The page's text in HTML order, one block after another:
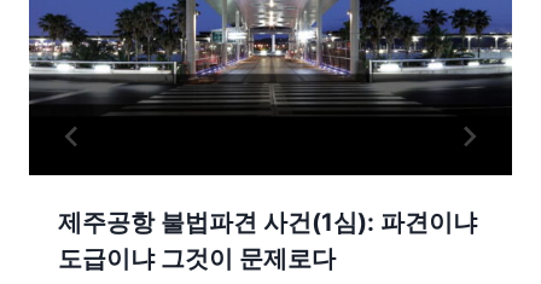
제주공항 불법파견 사건(1심): 파견이냐
도급이냐 그것이 문제로다